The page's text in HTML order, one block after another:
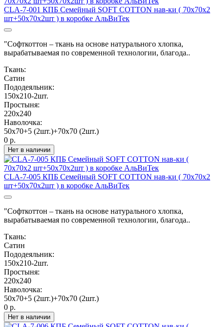
CLA-7-001 КПБ Семейный SOFT COTTON нав-ки ( 70х70х2
шт+50х70х2шт ) в коробке АльВиТек
"Софткоттон – ткань на основе натурального хлопка,
вырабатываемая по современной технологии, благода..
Ткань:
Сатин
Пододеяльник:
150х210-2шт.
Простыня:
220х240
Наволочка:
50х70+5 (2шт.)+70х70 (2шт.)
0 р.
Нет в наличии
CLA-7-005 КПБ Семейный SOFT COTTON нав-ки ( 70х70х2
шт+50х70х2шт ) в коробке АльВиТек
"Софткоттон – ткань на основе натурального хлопка,
вырабатываемая по современной технологии, благода..
Ткань:
Сатин
Пододеяльник:
150х210-2шт.
Простыня:
220х240
Наволочка:
50х70+5 (2шт.)+70х70 (2шт.)
0 р.
Нет в наличии